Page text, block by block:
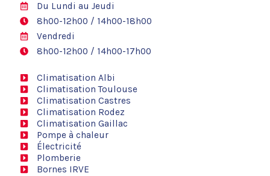
Du Lundi au Jeudi
8h00-12h00 / 14h00-18h00
Vendredi
8h00-12h00 / 14h00-17h00
Climatisation Albi
Climatisation Toulouse
Climatisation Castres
Climatisation Rodez
Climatisation Gaillac
Pompe à chaleur
Électricité
Plomberie
Bornes IRVE